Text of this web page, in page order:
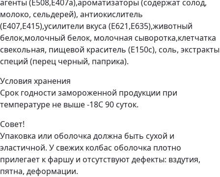
агенты (Е508,Е407а),ароматизаторы (содержат солод,
молоко, сельдерей), антиокислитель
(Е407,Е415),усилители вкуса (Е621,Е635),животный
белок,молочный белок, молочная сыворотка,клетчатка
свекольная, пищевой краситель (Е150с), соль, экстракты
специй (перец черный, паприка).
Условия хранения
Срок годности замороженной продукции при
температуре не выше -18С 90 суток.
Совет!
Упаковка или оболочка должна быть сухой и
эластичной. У свежих колбас оболочка плотно
прилегает к фаршу и отсутствуют дефекты: вздутия,
пятна, деформации.